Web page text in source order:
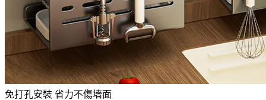
免打孔安裝 省力不傷墻面